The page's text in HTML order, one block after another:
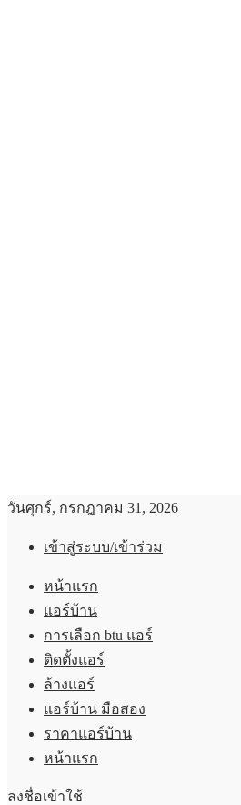
วันศุกร์, กรกฎาคม 31, 2026
เข้าสู่ระบบ/เข้าร่วม
หน้าแรก
แอร์บ้าน
การเลือก btu แอร์
ติดตั้งแอร์
ล้างแอร์
แอร์บ้าน มือสอง
ราคาแอร์บ้าน
หน้าแรก
ลงชื่อเข้าใช้